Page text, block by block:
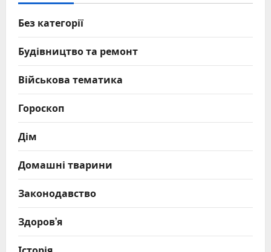
Без категорії
Будівництво та ремонт
Військова тематика
Гороскоп
Дім
Домашні тварини
Законодавство
Здоров’я